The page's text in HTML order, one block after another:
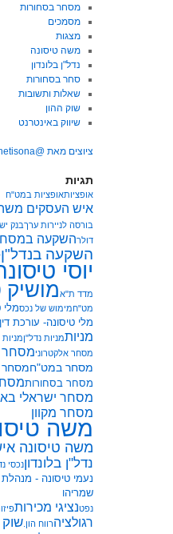
מסחר בסחורות
מסמכים
מצגות
משה טיסונה
נדל"ן בלונדון
סחר בסחורות
שאלות ותשובות
שוק ההון
שיווק באינטרנט
ציוצים מאת @moshetisona
תגיות
אופציותאופציות במט"ח
איש העסקים משה
בורסה לניירות ערךבנק
דולרהשקעה
השקעה בנדל"ן
יוסי
מדד ת"אמושיק
מט"חמימוש של נכסמלי
מלי טיסונה- עורכת
מניותמניות נדל"ןמניות
מסחר אלקטרונימסחר
מסחר במט"חמסחר
מסחר בסחורות
מסחר ישראלי
מסחר מקוון
משה
משה טיסונה
נדל"ן בלונדוןנכסי
נעמי טיסונה -
שמריהו
נפטנציגי מכירות
רגולציהרווח הון.